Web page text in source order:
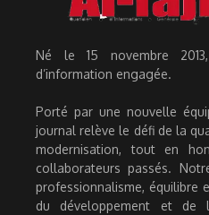
Né le 15 novembre
d’information engagée.
Porté par une nouvelle
journal relève le défi de la
modernisation, tout en
collaborateurs passés.
professionnalisme, équilibre
du développement et de